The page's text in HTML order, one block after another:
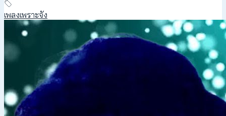
เพลงเพราะจัง